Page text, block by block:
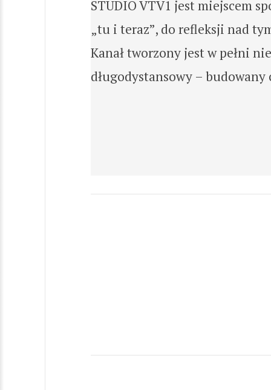
STUDIO VTV1 jest miejscem
„tu i teraz”, do refleksji nad
Kanał tworzony jest w pełni
długodystansowy –